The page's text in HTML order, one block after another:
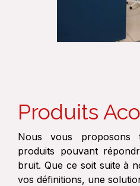
Produits
Nous vous proposons
produits pouvant
bruit. Que ce soit suite à
vos définitions, une